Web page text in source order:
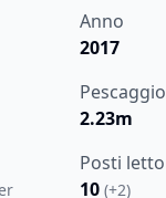
Anno
2017
Pescaggio
2.23m
Posti letto
10 (+2)